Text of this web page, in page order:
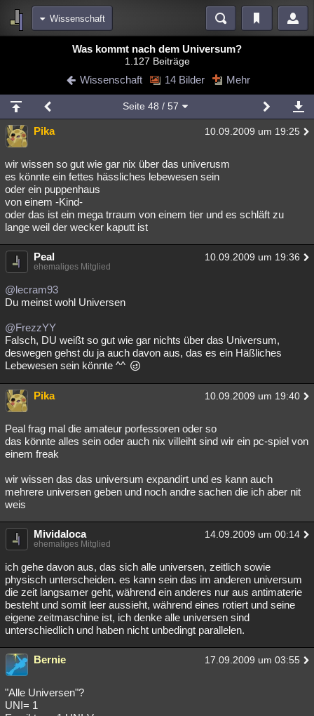
Wissenschaft
Blogs Videos
Chat Wiki Neuigkeiten
meine Rubriken
Menschen Mystery Kriminalfälle
Spiritualität Verschwörungen Technologie
Natur Umfragen
weitere Rubriken
Philosophie Träume Orte
Astronomie Gaming Filme
Musik
Übersichten
Besucht
Lesenswert Schlüsselwörter
Was kommt nach dem Universum?
1.127 Beiträge
Wissenschaft 14 Bilder Mehr
Seite 48 / 57
Pika 10.09.2009 um 19:25
wir wissen so gut wie gar nix über das univerusm
es könnte ein fettes hässliches lebewesen sein
oder ein puppenhaus
von einem -Kind-
oder das ist ein mega trraum von einem tier und es schläft zu
lange weil der wecker kaputt ist
Peal 10.09.2009 um 19:36
ehemaliges Mitglied
@lecram93
Du meinst wohl Universen
@FrezzYY
Falsch, DU weißt so gut wie gar nichts über das Universum,
deswegen gehst du ja auch davon aus, das es ein Häßliches
Lebewesen sein könnte ^^
Pika 10.09.2009 um 19:40
Peal frag mal die amateur porfessoren oder so
das könnte alles sein oder auch nix villeiht sind wir ein pc-spiel von
einem freak
wir wissen das das universum expandirt und es kann auch
mehrere universen geben und noch andre sachen die ich aber nit
weis
Mividaloca 14.09.2009 um 00:14
ehemaliges Mitglied
ich gehe davon aus, das sich alle universen, zeitlich sowie
physisch unterscheiden. es kann sein das im anderen universum
die zeit langsamer geht, während ein anderes nur aus antimaterie
besteht und somit leer aussieht, während eines rotiert und seine
eigene zeitmaschine ist, ich denke alle universen sind
unterschiedlich und haben nicht unbedingt parallelen.
Bernie 17.09.2009 um 03:55
"Alle Universen"?
UNI= 1